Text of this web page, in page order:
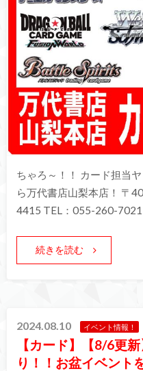
ちゃろ～！！ カード担当
ら万代書店山梨本店！ 〒
4415 TEL：055-260-7021
続きを読む
2024.08.10 イベント情報！
【カード】【8/6更
り！！お盆イベント